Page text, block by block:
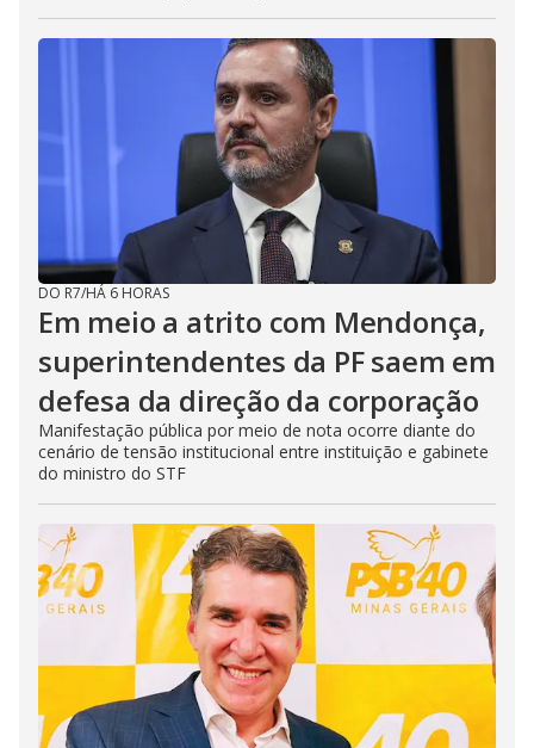
DO R7/HÁ 6 HORAS
Em meio a atrito com Mendonça,
superintendentes da PF saem em
defesa da direção da corporação
Manifestação pública por meio de nota ocorre diante do
cenário de tensão institucional entre instituição e gabinete
do ministro do STF